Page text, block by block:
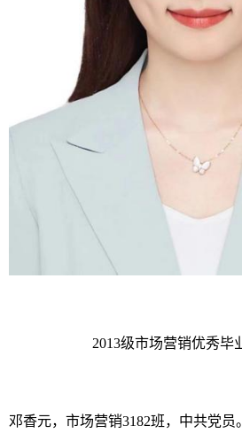
2013级市场营销优秀毕
邓香元，市场营销3182班，中共党